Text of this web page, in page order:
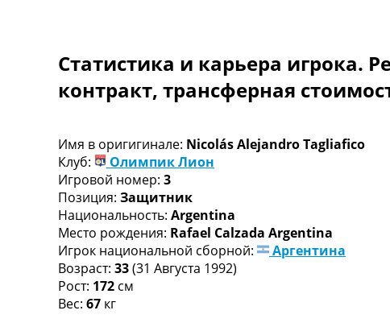
Англия. Премьер Лига
Испания. Ла Лига
Другие Турниры >>>
Таблицы групп Чемпионата Мира
Украина. Премьер-Лига
Украина. Первая Лига
Лига Чемпионов. Таблицы групп
Англия. Премьер-Лига
Испания. Ла Лига
Все таблицы >>>
Рейтинги
Рейтинг стран УЕФА
Статистика и карьера игрока.
контракт, трансферная
Имя в оригигинале: Nicolás Alejandro Tagliafico
Клуб:
Олимпик Лион
Игровой номер: 3
Позиция: Защитник
Национальность: Argentina
Место рождения: Rafael Calzada Argentina
Игрок национальной сборной:
Аргентина
Возраст: 33(31 Августа 1992)
Рост: 172 см
Вес: 67 кг